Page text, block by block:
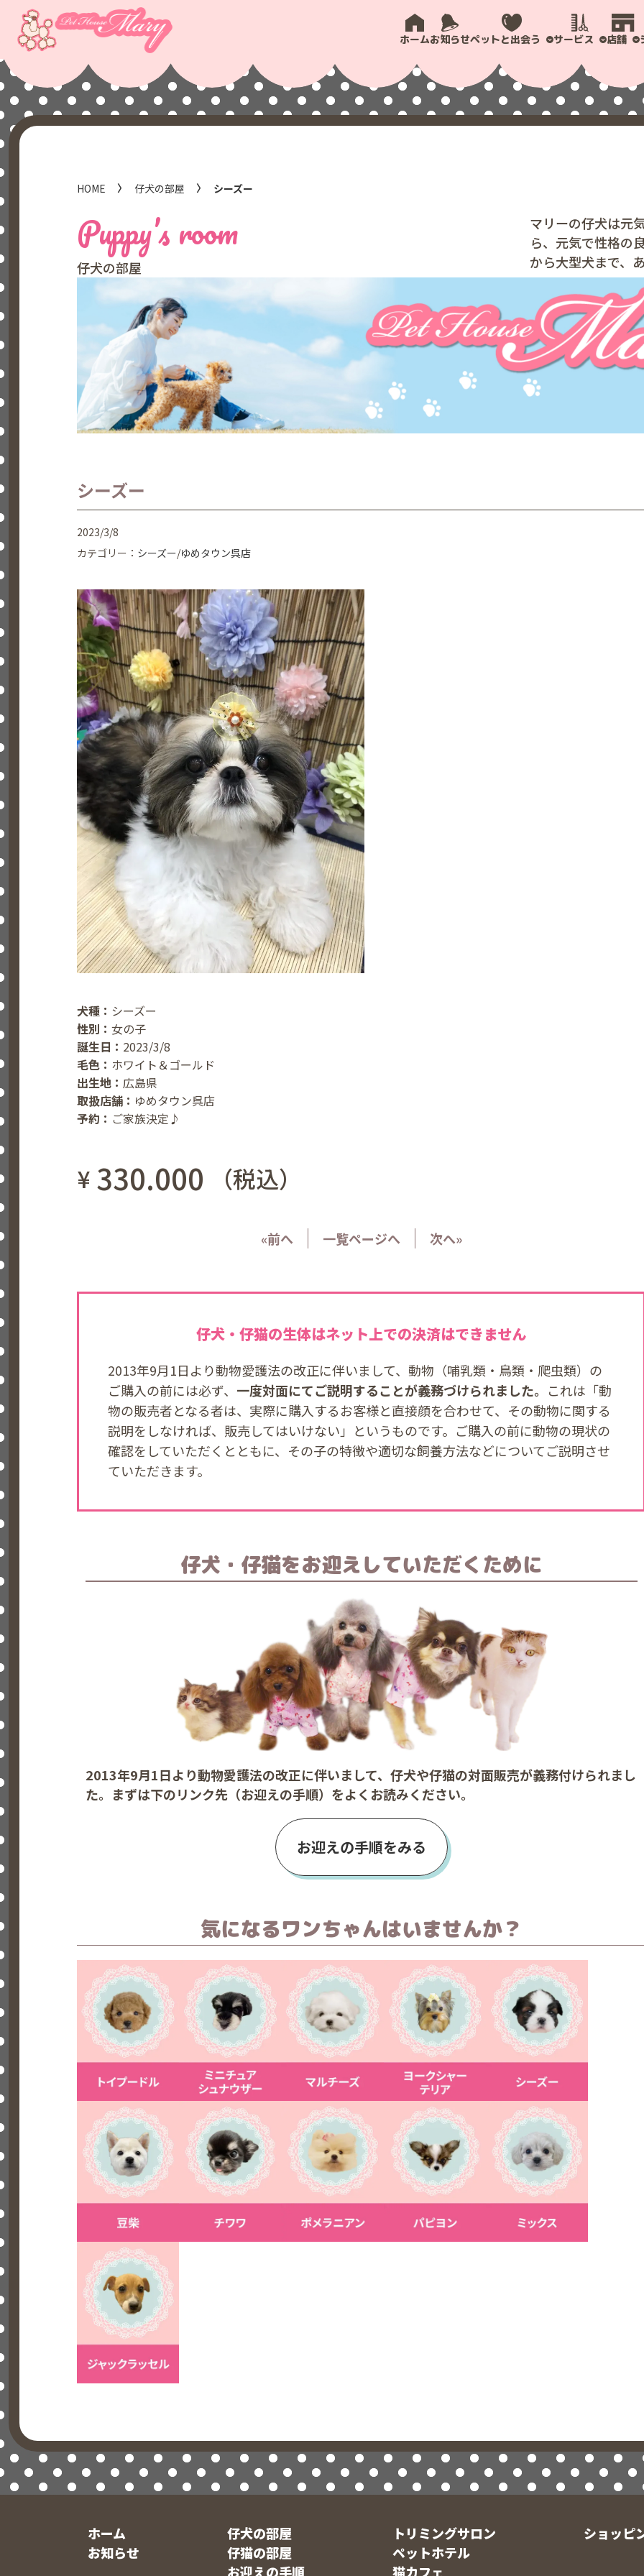
ホームお知らせペットと出会う サービス 店舗
HOME 仔犬の部屋 シーズー
Puppy’s room
仔犬の部屋
マリーの仔犬は元
ら、元気で性格の
から大型犬まで、
シーズー
2023/3/8
カテゴリー： シーズー/ゆめタウン呉店
犬種： シーズー
性別： 女の子
誕生日： 2023/3/8
毛色： ホワイト＆ゴールド
出生地： 広島県
取扱店舗： ゆめタウン呉店
予約： ご家族決定♪
¥ 330.000 （税込）
«前へ 一覧ページへ 次へ»
仔犬・仔猫の生体はネット上での決済はできません
2013年9月1日より動物愛護法の改正に伴いまして、動物（哺乳類・鳥類・爬虫類）の
ご購入の前には必ず、 一度対面にてご説明することが義務づけられました。 これは「動
物の販売者となる者は、実際に購入するお客様と直接顔を合わせて、その動物に関する
説明をしなければ、販売してはいけない」というものです。ご購入の前に動物の現状の
確認をしていただくとともに、その子の特徴や適切な飼養方法などについてご説明させ
ていただきます。
仔犬・仔猫をお迎えしていただくために
2013年9月1日より動物愛護法の改正に伴いまして、仔犬や仔猫の対面販売が義務付けられまし
た。まずは下のリンク先（お迎えの手順）をよくお読みください。
お迎えの手順をみる
気になるワンちゃんはいませんか？
ホーム
お知らせ
仔犬の部屋
仔猫の部屋
お迎えの手順
トリミングサロン
ペットホテル
猫カフェ
ショッピ